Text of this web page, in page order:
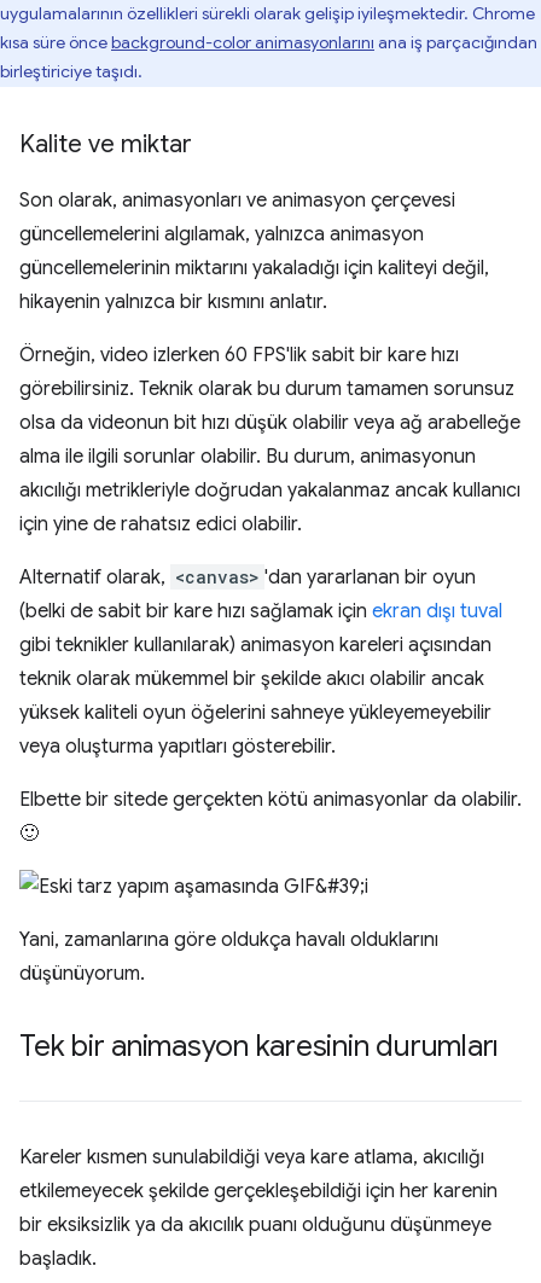
uygulamalarının özellikleri sürekli olarak gelişip iyileşmektedir. Chrome
kısa süre öncebackground-color animasyonlarını ana iş parçacığından
birleştiriciye taşıdı.
Kalite ve miktar
Son olarak, animasyonları ve animasyon çerçevesi
güncellemelerini algılamak, yalnızca animasyon
güncellemelerinin miktarını yakaladığı için kaliteyi değil,
hikayenin yalnızca bir kısmını anlatır.
Örneğin, video izlerken 60 FPS'lik sabit bir kare hızı
görebilirsiniz. Teknik olarak bu durum tamamen sorunsuz
olsa da videonun bit hızı düşük olabilir veya ağ arabelleğe
alma ile ilgili sorunlar olabilir. Bu durum, animasyonun
akıcılığı metrikleriyle doğrudan yakalanmaz ancak kullanıcı
için yine de rahatsız edici olabilir.
Alternatif olarak, <canvas> 'dan yararlanan bir oyun
(belki de sabit bir kare hızı sağlamak için ekran dışı tuval
gibi teknikler kullanılarak) animasyon kareleri açısından
teknik olarak mükemmel bir şekilde akıcı olabilir ancak
yüksek kaliteli oyun öğelerini sahneye yükleyemeyebilir
veya oluşturma yapıtları gösterebilir.
Elbette bir sitede gerçekten kötü animasyonlar da olabilir.
🙂
Yani, zamanlarına göre oldukça havalı olduklarını
düşünüyorum.
Tek bir animasyon karesinin durumları
Kareler kısmen sunulabildiği veya kare atlama, akıcılığı
etkilemeyecek şekilde gerçekleşebildiği için her karenin
bir eksiksizlik ya da akıcılık puanı olduğunu düşünmeye
başladık.